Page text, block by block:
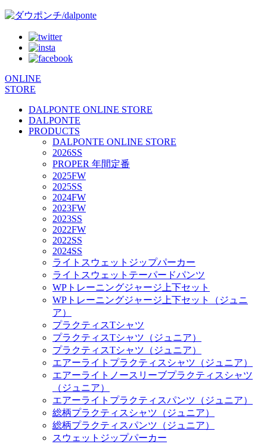
ONLINE
STORE
DALPONTE ONLINE STORE
DALPONTE
PRODUCTS
DALPONTE ONLINE STORE
2026SS
PROPER 年間定番
2025FW
2025SS
2024FW
2023FW
2023SS
2022FW
2022SS
2024SS
ライトスウェットジップパーカー
ライトスウェットテーパードパンツ
WPトレーニングジャージ上下セット
WPトレーニングジャージ上下セット（ジュニ
ア）
プラクティスTシャツ
プラクティスTシャツ（ジュニア）
プラクティスTシャツ（ジュニア）
エアーライトプラクティスシャツ（ジュニア）
エアーライトノースリーブプラクティスシャツ
（ジュニア）
エアーライトプラクティスパンツ（ジュニア）
総柄プラクティスシャツ（ジュニア）
総柄プラクティスパンツ（ジュニア）
スウェットジップパーカー